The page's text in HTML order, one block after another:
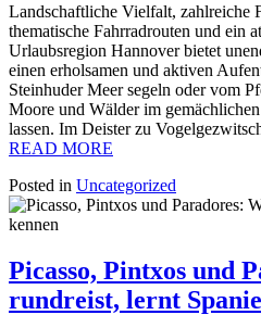
Landschaftliche Vielfalt, zahlreiche
thematische Fahrradrouten und ein
Urlaubsregion Hannover bietet
einen erholsamen und aktiven
Steinhuder Meer segeln oder vom
Moore und Wälder im
lassen. Im Deister zu
READ MORE
Posted in Uncategorized
Picasso, Pintxos und
rundreist, lernt